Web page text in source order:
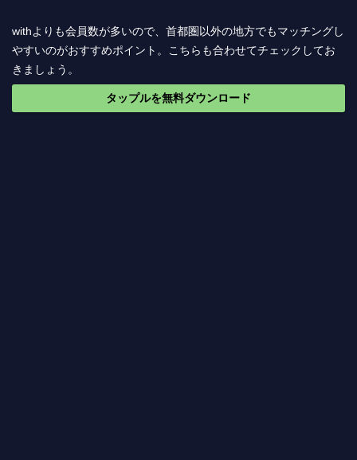
withよりも会員数が多いので、首都圏以外の地方でもマッチングし
やすいのがおすすめポイント。こちらも合わせてチェックしてお
きましょう。
タップルを無料ダウンロード